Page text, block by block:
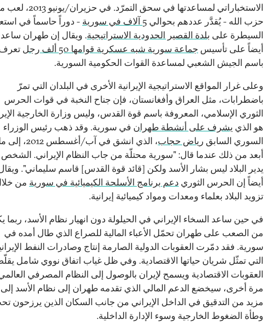
الاستخباراتي لمساعدتها في سحق التمرّد.
حزب الله - يُقدَّر عددهم بحوالي 5 آلاف في سورية
- دوراً حاسماً في
السيطرة على بلدة القصير الحدودية الاستراتيجية. ويقال إن طهران
أيضاً على تأسيس جماعة سورية شبه عسكرية قوامها 50 ألف رجل
باسم الجيش الشعبي لمساعدة القوات الحكومية السورية.
وعلى غرار المواقع الاستراتيجية الإيرانية الأخرى في البلدان التي تمرّ
باضطرابات، مثل العراق وأفغانستان، فإن جناح النخبة في قوات الحرس
الثوري الإسلامي، المعروفة باسم قوة القدس، وليس وزارة الخارجية
هو الذي يشرف على أنشطة طهران في سورية. وقد ذهب رئيس الوزراء
السوري السابق رياض حجاب
، الذي انشق في آب/أغسطس
أبعد من ذلك عندما قال: "سورية محتلّة من جاب النظام الإيراني. الشخص
يدير البلاد ليس بشار الأسد ولكن [قائد قوة القدس] قاسم سليماني".
أيضاً إن الحرس الثوري دعم برنامج الأسلحة الكيميائية في سورية من
تزويد البلاد بعلماء ومعدات ومواد كيميائية إيرانية.
في حين ساعد السخاء الإيراني في الحيلولة دون انهيار نظام الأسد، ربما
من الصعب على طهران تحمّل الأعباء المالية للصراع الذي طال أمده في
سورية. فقد دمّرت العقوبات الدولية الصارمة إنتاج وصادرات النفط
التي تمثّل شريان حياتها الاقتصادية. وفي ظل غياب اتفاق نووي شامل
العقوبات الاقتصادية ويسمح لإيران بالوصول إلى النظام المصرفي
مرة أخرى، سيخضع الدعم المالي الذي تقدمه طهران إلى نظام الأسد إلى
مزيد من التدقيق في الداخل الإيراني من جانب السكان الذين يرزحون
وطأة الضغوط الخارجية وسوء الإدارة الداخلية.